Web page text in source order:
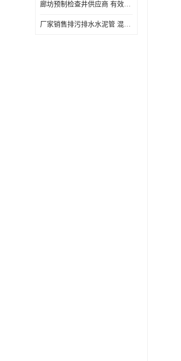
廊坊预制检查井供应商 有效引导分流雨水
厂家销售排污排水水泥管 混凝土钢筋水泥管 承插式混凝土排水管